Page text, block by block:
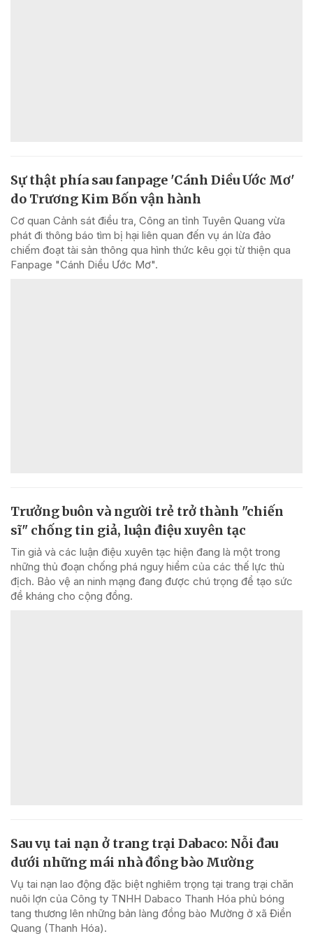
Sự thật phía sau fanpage 'Cánh Diều Ước Mơ'
do Trương Kim Bốn vận hành
Cơ quan Cảnh sát điều tra, Công an tỉnh Tuyên Quang vừa
phát đi thông báo tìm bị hại liên quan đến vụ án lừa đảo
chiếm đoạt tài sản thông qua hình thức kêu gọi từ thiện qua
Fanpage "Cánh Diều Ước Mơ".
Trưởng buôn và người trẻ trở thành "chiến
sĩ" chống tin giả, luận điệu xuyên tạc
Tin giả và các luận điệu xuyên tạc hiện đang là một trong
những thủ đoạn chống phá nguy hiểm của các thế lực thù
địch. Bảo vệ an ninh mạng đang được chú trọng để tạo sức
đề kháng cho cộng đồng.
Sau vụ tai nạn ở trang trại Dabaco: Nỗi đau
dưới những mái nhà đồng bào Mường
Vụ tai nạn lao động đặc biệt nghiêm trọng tại trang trại chăn
nuôi lợn của Công ty TNHH Dabaco Thanh Hóa phủ bóng
tang thương lên những bản làng đồng bào Mường ở xã Điền
Quang (Thanh Hóa).